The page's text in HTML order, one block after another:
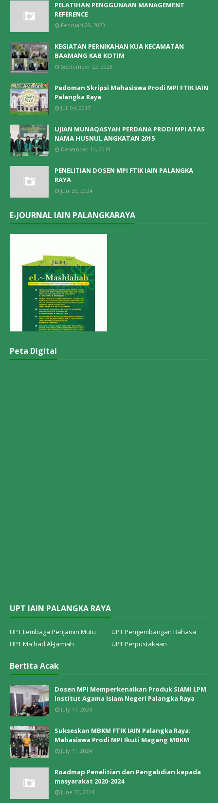
PELATIHAN PENGGUNAAN MANAGEMENT
REFERENCE
Februari 28, 2023
KEGIATAN PERNIKAHAN KUA KECAMATAN
BAAMANG KAB KOTIM
September 22, 2023
Pedoman Skripsi Mahasiswa Prodi MPI FTIK IAIN
Palangka Raya
Juli 04, 2017
UJIAN MUNAQASYAH PERDANA PRODI MPI ATAS
NAMA HUSNUL ANGKATAN 2015
Desember 14, 2019
PENELITIAN DOSEN MPI FTIK IAIN PALANGKA
RAYA
Juni 30, 2024
E-JOURNAL IAIN PALANGKARAYA
Peta Digital
UPT IAIN PALANGKA RAYA
UPT Lembaga Penjamin Mutu
UPT Pengembangan Bahasa
UPT Ma'had Al-Jamiah
UPT Perpustakaan
Bertita Acak
Dosen MPI Memperkenalkan Produk SIAMI LPM
Institut Agama Islam Negeri Palangka Raya
July 17, 2024
Sukseskan MBKM FTIK IAIN Palangka Raya:
Mahasiswa Prodi MPI Ikuti Magang MBKM
July 11, 2024
Roadmap Penelitian dan Pengabdian kepada
masyarakat 2020-2024
June 30, 2024